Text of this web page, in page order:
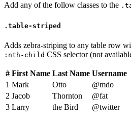
Add any of the follow classes to the
.table-striped
Adds zebra-striping to any table row
:nth-child CSS selector (not
# First Name Last Name Username
1 Mark Otto
@mdo
2 Jacob Thornton
@fat
3 Larry the Bird @twitter